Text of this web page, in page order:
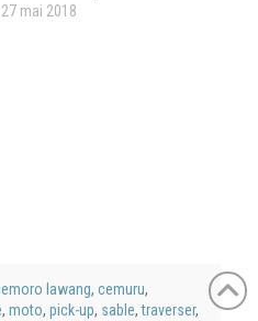
27 mai 2018
lawang,cemuru,
,moto,pick-up, sable,traverser,